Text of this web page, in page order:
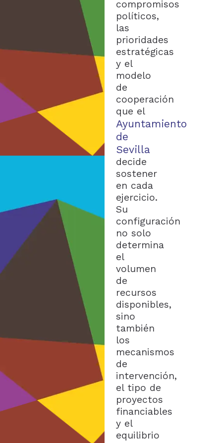
compromisos
políticos,
las
prioridades
estratégicas
y el
modelo
de
cooperación
que el
Ayuntamiento
de
Sevilla
decide
sostener
en cada
ejercicio.
Su
configuración
no solo
determina
el
volumen
de
recursos
disponibles,
sino
también
los
mecanismos
de
intervención,
el tipo de
proyectos
financiables
y el
equilibrio